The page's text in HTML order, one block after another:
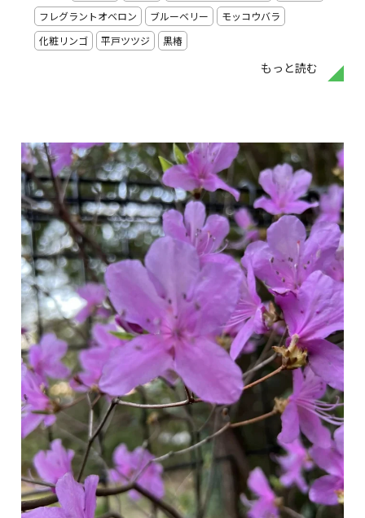
もっと読む
フレグラントオベロン
ブルーベリー
モッコウバラ
化粧リンゴ
平戸ツツジ 黒椿